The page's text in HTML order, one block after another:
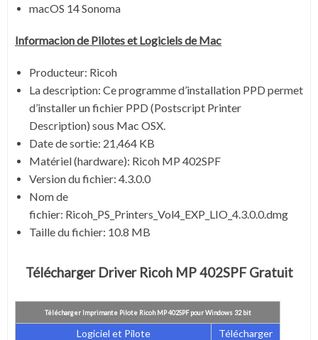
macOS 14 Sonoma
Informacion de Pilotes et Logiciels deMac
Producteur: Ricoh
La description: Ce programme d’installation PPD permet
d’installer un fichier PPD (Postscript Printer
Description) sous Mac OSX.
Date de sortie: 21,464 KB
Matériel (hardware): Ricoh MP 402SPF
Version du fichier: 4.3.0.0
Nom de
fichier: Ricoh_PS_Printers_Vol4_EXP_LIO_4.3.0.0.dmg
Taille du fichier: 10.8 MB
Télécharger Driver Ricoh MP 402SPF Gratuit
Télécharger Imprimante Pilote Ricoh MP 402SPF pour Windows 32 bit
Logiciel et Pilote
Télécharger